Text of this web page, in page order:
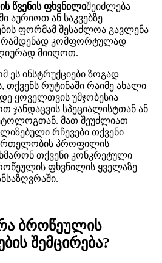
წვენის ფხვნილიშეიძლება
აურიოთ ან საკვებზე
ფორმამ შესაძლოა გავლენა
რამდენად კომფორტულად
მიიღოთ.
ეს ინსტრუქციები ზოგად
თქვენს რუტინაში რაიმე ახალი
ყოველთვის უმჯობესია
ჯანდაცვის სპეციალისტთან ან
მათ შეუძლიათ
რჩევები თქვენი
პროფილის
თქვენი კონკრეტული
ფხვნილის ყველაზე
ბროწეულის
შემცირება?